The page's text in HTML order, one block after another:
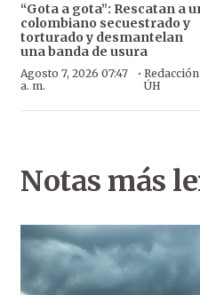
“Gota a gota”: Rescatan a
colombiano secuestrado y
torturado y desmantelan
una banda de usura
Agosto 7, 2026 07:47
a. m.
· Redacción
ÚH
Notas más